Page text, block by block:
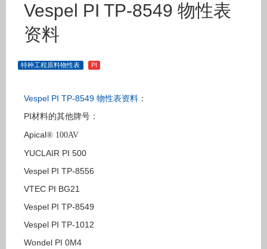
Vespel PI TP-8549 物性表
资料
特种工程原料物性表 PI
Vespel PI TP-8549 物性表资料 ：
PI材料的其他牌号 ：
Apical® 100AV
YUCLAIR PI 500
Vespel PI TP-8556
VTEC PI BG21
Vespel PI TP-8549
Vespel PI TP-1012
Wondel PI 0M4